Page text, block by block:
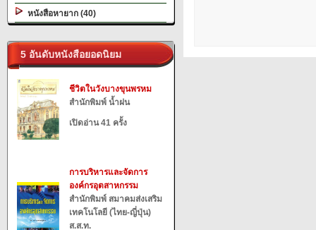
หนังสือหายาก (40)
5 อันดับหนังสือยอดนิยม
ชีวิตในวังบางขุนพรหม
สำนักพิมพ์ น้ำฝน
เปิดอ่าน 41 ครั้ง
การบริหารและจัดการ
องค์กรอุตสาหกรรม
สำนักพิมพ์ สมาคมส่งเสริม
เทคโนโลยี (ไทย-ญี่ปุ่น)
ส.ส.ท.